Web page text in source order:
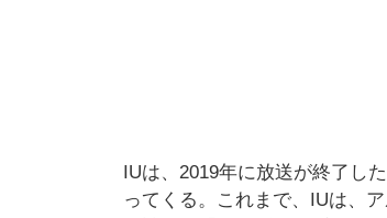
IUは、2019年に放送が終了し
ってくる。これまで、IUは、